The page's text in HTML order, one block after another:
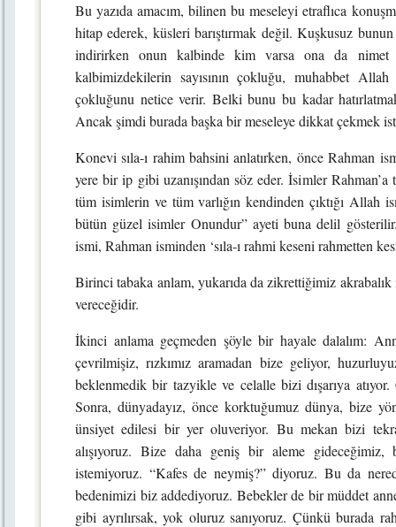
Bu yazıda amacım, bilinen bu meseleyi etraflıca
hitap ederek, küsleri barıştırmak değil. Kuşkusuz
indirirken onun kalbinde kim varsa ona da
kalbimizdekilerin sayısının çokluğu, muhabbet
çokluğunu netice verir. Belki bunu bu kadar
Ancak şimdi burada başka bir meseleye dikkat çekmek
Konevi sıla-ı rahim bahsini anlatırken, önce Rahman
yere bir ip gibi uzanışından söz eder. İsimler
tüm isimlerin ve tüm varlığın kendinden çıktığı
bütün güzel isimler Onundur” ayeti buna delil
ismi, Rahman isminden ‘sıla-ı rahmi keseni rahmetten
Birinci tabaka anlam, yukarıda da zikrettiğimiz
vereceğidir.
İkinci anlama geçmeden şöyle bir hayale dalalım:
çevrilmişiz, rızkımız aramadan bize geliyor,
beklenmedik bir tazyikle ve celalle bizi dışarıya
Sonra, dünyadayız, önce korktuğumuz dünya, bize
ünsiyet edilesi bir yer oluveriyor. Bu mekan bizi
alışıyoruz. Bize daha geniş bir aleme gideceğimiz,
istemiyoruz. “Kafes de neymiş?” diyoruz. Bu da
bedenimizi biz addediyoruz. Bebekler de bir müddet
gibi ayrılırsak, yok oluruz sanıyoruz. Çünkü burada